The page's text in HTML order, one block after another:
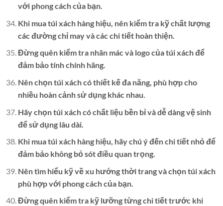
với phong cách của bạn.
Khi mua túi xách hàng hiệu, nên kiểm tra kỹ chất lượng
các đường chỉ may và các chi tiết hoàn thiện.
Đừng quên kiểm tra nhãn mác và logo của túi xách để
đảm bảo tính chính hãng.
Nên chọn túi xách có thiết kế đa năng, phù hợp cho
nhiều hoàn cảnh sử dụng khác nhau.
Hãy chọn túi xách có chất liệu bền bỉ và dễ dàng vệ sinh
để sử dụng lâu dài.
Khi mua túi xách hàng hiệu, hãy chú ý đến chi tiết nhỏ để
đảm bảo không bỏ sót điều quan trọng.
Nên tìm hiểu kỹ về xu hướng thời trang và chọn túi xách
phù hợp với phong cách của bạn.
Đừng quên kiểm tra kỹ lưỡng từng chi tiết trước khi